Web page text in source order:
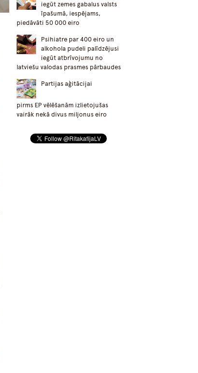
iegūt zemes gabalus valsts
īpašumā, iespējams,
piedāvāti 50 000 eiro
Psihiatre par 400 eiro un
alkohola pudeli palīdzējusi
iegūt atbrīvojumu no
latviešu valodas prasmes pārbaudes
Partijas aģitācijai
pirms EP vēlēšanām izlietojušas
vairāk nekā divus miljonus eiro